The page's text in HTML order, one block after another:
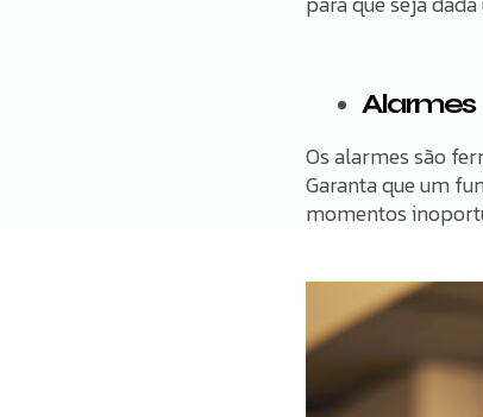
Alarmes
Os alarmes são
Garanta que um
momentos